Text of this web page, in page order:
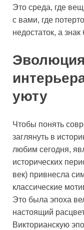
Это среда, где
с вами, где
недостаток, а
Эволюция
уюту
Чтобы понять
заглянуть в
любим сегодня,
исторических
век) привнесла
классические
Это была эпоха
настоящий
Викторианскую